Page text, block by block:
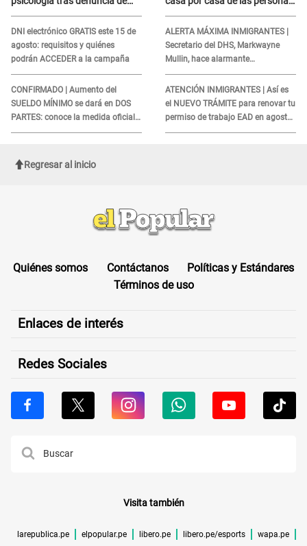
DNI electrónico GRATIS este 15 de
agosto: requisitos y quiénes
podrán ACCEDER a la campaña
CONFIRMADO | Aumento del
SUELDO MÍNIMO se dará en DOS
PARTES: conoce la medida oficial
del Ministerio de Economía
ALERTA MÁXIMA INMIGRANTES |
Secretario del DHS, Markwayne
Mullin, hace alarmante
declaración: "Ahora vamos por
ellos"
ATENCIÓN INMIGRANTES | Así es
el NUEVO TRÁMITE para renovar tu
permiso de trabajo EAD en agosto
del 2026
Regresar al inicio
Quiénes somos Contáctanos
Políticas y Estándares
Términos de uso
Enlaces de interés
Redes Sociales
Visita también
larepublica.pe elpopular.pe libero.pe libero.pe/esports wapa.pe